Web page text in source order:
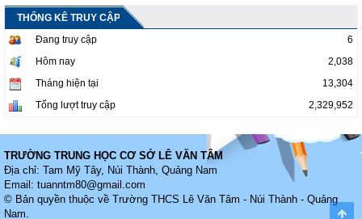
THỐNG KÊ TRUY CẬP
Đang truy cập
6
Hôm nay
2,038
Tháng hiện tại
13,304
Tổng lượt truy cập
2,329,952
TRƯỜNG TRUNG HỌC CƠ SỞ LÊ VĂN TÂM
Địa chỉ: Tam Mỹ Tây, Núi Thành, Quảng Nam
Email: tuanntm80@gmail.com
© Bản quyền thuộc về Trường THCS Lê Văn Tâm - Núi Thành - Quảng
Nam